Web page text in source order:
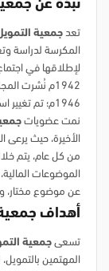
نبذة عن
تعد جمعية
المكرسة لدراسة
1946م؛ تم
نمت عضويات
الأخيرة، حيث يرعى
من كل عام، يتم
الموضوعات
عن موضوع مختار،
أهداف جمعية
تسعى جمعية
المهتمين